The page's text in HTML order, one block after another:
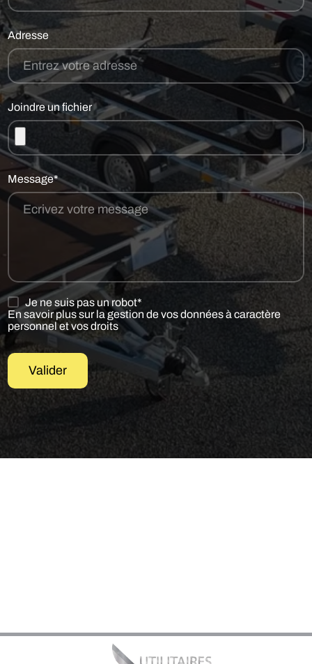
Adresse
Joindre un fichier
Message*
Je ne suis pas un robot*
En savoir plus sur la gestion de vos données à caractère
personnel et vos droits
Valider